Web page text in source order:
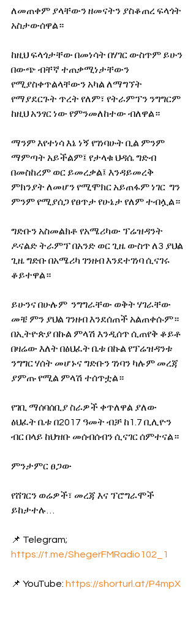
ለመጠቀም ያላቸውን ዘመናትን ያስቆጠረ ፍላጎት
አስታውሰዋል።
ከዚህ ፍላጎታቸው በመነሳት በሃገር ውስጥም ይሁን
በውጭ ብቸኛ ተጠቃሚነታቸውን
የሚያስቀጥልላቸውን አካል ለማግኘት
የማያደርጉት ጥረት የለም፣ የትራምፕን ንግግርም
ከዚህ አንፃር ነው የምንመለከተው ብለዋል።
ማንም እየተነሳ እኔ ነኝ የገነባሁት ቢል ምንም
ማምጣት አይችልም፤ የታላቁ ህዳሴ ግድብ
በመስከረም ወር ይመረቃል፤ እንዳይመረቅ
ምክንያት ለመሆን የሚሞክር አይጠፋም ነገር  ግን
ምንም የሚያሰጋ የፀጥታ የሁኔታ የለም ተብሏል።
ግድቡን አስመልክቶ የአሜሪካው ፕሬዝዳንት
ዶናልድ ትራምፕ በአንድ ወር ጊዜ ውስጥ ለ3 ያህል
ጊዜ ግድቡ በአሜሪካ ገንዘብ እንደተገነባ ሲናገሩ
ቆይተዋል።
ይሁንና በሁሉም  ንግግራቸው ወቅት ሃገራቸው
መቼ ምን ያህል ገንዘብ እንደሰጠች አልጠቀሱም።
በኢትዮጵያ በኩል ምላሽ እንዲሰጥ ሲጠየቅ ቆይቶ
በዛሬው እለት በፅህፈት ቤቱ በኩል የፕሬዝዳንቱ
ንግግር ሃሰት መሆኑና ግድቡን ገነባን ካሉም መረጃ
ያምጡ የሚል ምላሽ ተሰጥቷል።
የገቢ ማሰባሰቢያ ስራዎች ቀጥለዋል ያለው
ፅህፈት ቤቱ በ2017 ዓመት ብቻ ከ1.7 ቢሊዮን
ብር በላይ ከህዝቡ መሰብሰብን ሲናገር ሰምተናል።
ምንታምር ፀጋው
የሸገርን ወሬዎች፣ መረጃ እና ፕሮግራሞች
ይከታተሉ…
📌 Telegram;
https://t.me/ShegerFMRadio102_1
📌 YouTube: https://shorturl.at/P4mpX